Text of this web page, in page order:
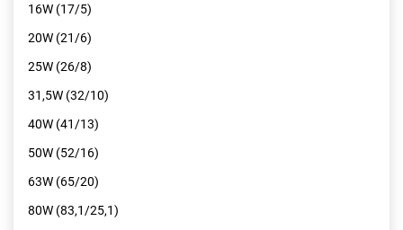
16W (17/5)
20W (21/6)
25W (26/8)
31,5W (32/10)
40W (41/13)
50W (52/16)
63W (65/20)
80W (83,1/25,1)